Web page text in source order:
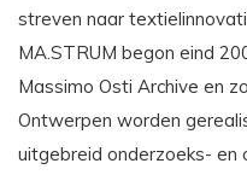
streven naar
MA.STRUM begon eind
Massimo Osti Archive en
Ontwerpen worden
uitgebreid onderzoeks- en